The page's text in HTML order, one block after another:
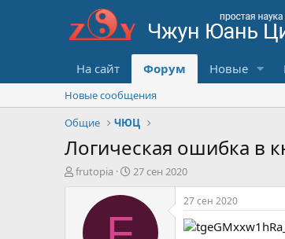
На сайт Форум Новые
Новые сообщения
Общие
ЧЮЦ
Логическая ошибка в
А
frutopia
Д
т
27 сен 2020
27 сен 2020